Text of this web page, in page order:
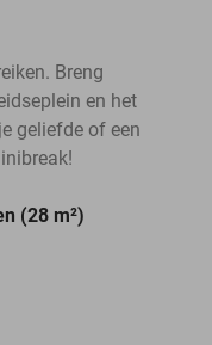
Breng
en het
geliefde of een
(28 m²)